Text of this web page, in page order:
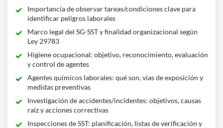
Importancia de observar tareas/condiciones clave para
identificar peligros laborales
Marco legal del SG-SST y finalidad organizacional según
Ley 29783
Higiene ocupacional: objetivo, reconocimiento, evaluación
y control de agentes
Agentes químicos laborales: qué son, vías de exposición y
medidas preventivas
Investigación de accidentes/incidentes: objetivos, causas
raíz y acciones correctivas
Inspecciones de SST: planificación, listas de verificación y